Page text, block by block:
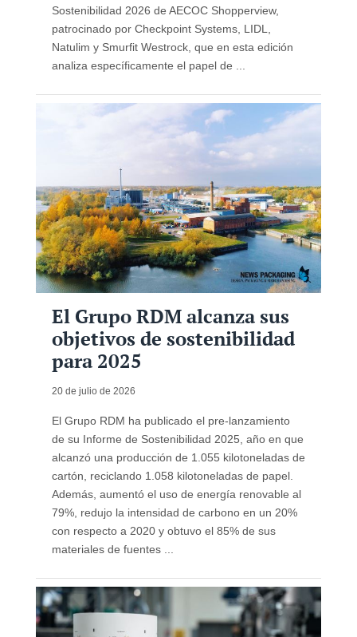
Sostenibilidad 2026 de AECOC Shopperview,
patrocinado por Checkpoint Systems, LIDL,
Natulim y Smurfit Westrock, que en esta edición
analiza específicamente el papel de ...
El Grupo RDM alcanza sus
objetivos de sostenibilidad
para 2025
20 de julio de 2026
El Grupo RDM ha publicado el pre-lanzamiento
de su Informe de Sostenibilidad 2025, año en que
alcanzó una producción de 1.055 kilotoneladas de
cartón, reciclando 1.058 kilotoneladas de papel.
Además, aumentó el uso de energía renovable al
79%, redujo la intensidad de carbono en un 20%
con respecto a 2020 y obtuvo el 85% de sus
materiales de fuentes ...